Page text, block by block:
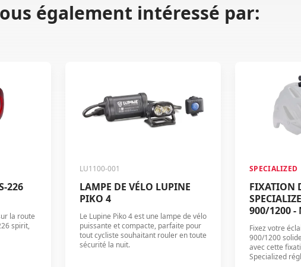
également intéressé par:
226
la route
spirit,
LU1100-001
LAMPE DE VÉLO LUPINE
PIKO 4
Le Lupine Piko 4 est une lampe de vélo
puissante et compacte, parfaite pour
tout cycliste souhaitant rouler en toute
sécurité la nuit.
SPECIALIZED
FIXATION
900/1200 -
Fixez votre
900/1200
avec cette
Specialized